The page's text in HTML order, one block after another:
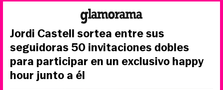
Jordi Castell sortea entre sus
seguidoras 50 invitaciones dobles
para participar en un exclusivo happy
hour junto a él